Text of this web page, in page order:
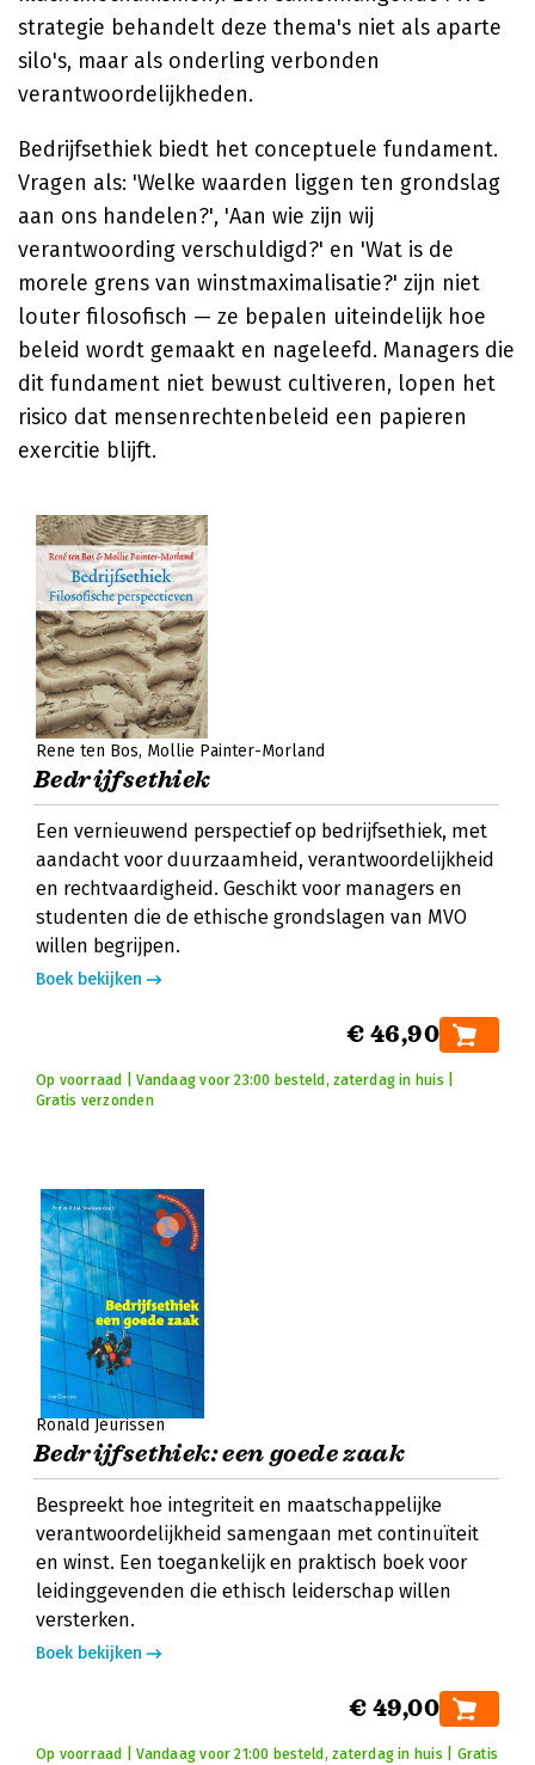
strategie behandelt deze thema's niet als aparte
silo's, maar als onderling verbonden
verantwoordelijkheden.
Bedrijfsethiek biedt het conceptuele fundament.
Vragen als: 'Welke waarden liggen ten grondslag
aan ons handelen?', 'Aan wie zijn wij
verantwoording verschuldigd?' en 'Wat is de
morele grens van winstmaximalisatie?' zijn niet
louter filosofisch — ze bepalen uiteindelijk hoe
beleid wordt gemaakt en nageleefd. Managers die
dit fundament niet bewust cultiveren, lopen het
risico dat mensenrechtenbeleid een papieren
exercitie blijft.
Rene ten Bos Mollie Painter-Morland
Bedrijfsethiek
Een vernieuwend perspectief op bedrijfsethiek, met
aandacht voor duurzaamheid, verantwoordelijkheid
en rechtvaardigheid. Geschikt voor managers en
studenten die de ethische grondslagen van MVO
willen begrijpen.
Boek bekijken
€ 46,90
Op voorraad | Vandaag voor 23:00 besteld, zaterdag in huis |
Gratis verzonden
Ronald Jeurissen
Bedrijfsethiek: een goede zaak
Bespreekt hoe integriteit en maatschappelijke
verantwoordelijkheid samengaan met continuïteit
en winst. Een toegankelijk en praktisch boek voor
leidinggevenden die ethisch leiderschap willen
versterken.
Boek bekijken
€ 49,00
Op voorraad | Vandaag voor 21:00 besteld, zaterdag in huis | Gratis